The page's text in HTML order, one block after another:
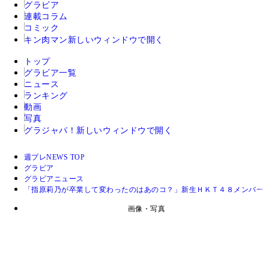
グラビア
連載コラム
コミック
キン肉マン 新しいウィンドウで開く
トップ
グラビア一覧
ニュース
ランキング
動画
写真
グラジャパ！ 新しいウィンドウで開く
週プレNEWS TOP
グラビア
グラビアニュース
「指原莉乃が卒業して変わったのはあのコ？」新生ＨＫＴ４８メンバ
画像・写真